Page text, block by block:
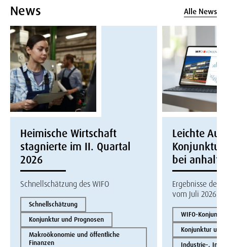
News Alle News
Heimische Wirtschaft
stagnierte im II. Quartal
2026
Schnellschätzung des WIFO
Schnellschätzung
Konjunktur und Prognosen
Makroökonomie und öffentliche
Finanzen
Leichte
bei
Ergebnisse des
vom Juli 2026
WIFO-
Konjunktur und
Industrie-,